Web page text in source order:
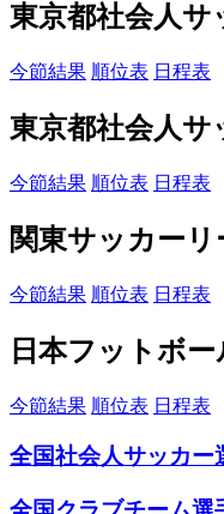
東京都社会人サ
今節結果 順位表 日程表
東京都社会人サ
今節結果 順位表 日程表
関東サッカー
今節結果 順位表 日程表
日本フットボ
今節結果 順位表 日程表
全国社会人サッカー